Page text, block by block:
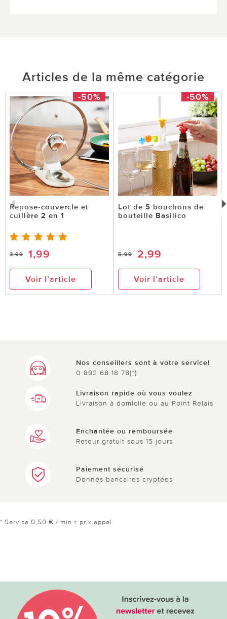
le 08.06.2026sur Joelle DEVEZA de Mulhouse
Pratique
***** / ***Équipe du service Vitrine Magique: Merci
beaucoup pour votre évaluation ! Nous vous
souhaitons beaucoup de plaisir avec ce produit.
***
utile pas utile
le 20.03.2026sur KIRCHSTETTER de Châlons-en-
Champagne
Merci beaucoup pour votre gentil commentaire.
Nous sommes ravis que la boîte à pain de mie
vous plaise autant et que sa finition soignée vous
ait convaincu. Nous vous souhaitons de continuer
pas utile
très pratique - mise en service de suite -
Articles de la même catégorie
-50%
Repose-couvercle et
cuillère 2 en 1
3,99 1,99
Voir l’article
-50%
Lot de 5 bouchons de
bouteille Basilico
5,99 2,99
Voir l’article
Nos conseillers sont à votre service!
0 892 68 18 78(*)
Livraison rapide où vous voulez
Livraison à domicile ou au Point Relais
Enchantée ou remboursée
Retour gratuit sous 15 jours
Paiement sécurisé
Donnés bancaires cryptées
* Service 0,50 € / min + prix appel